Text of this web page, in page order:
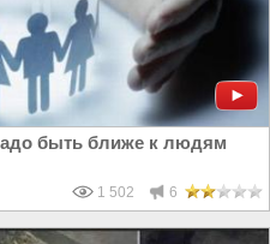
быть ближе к людям
1 502 6